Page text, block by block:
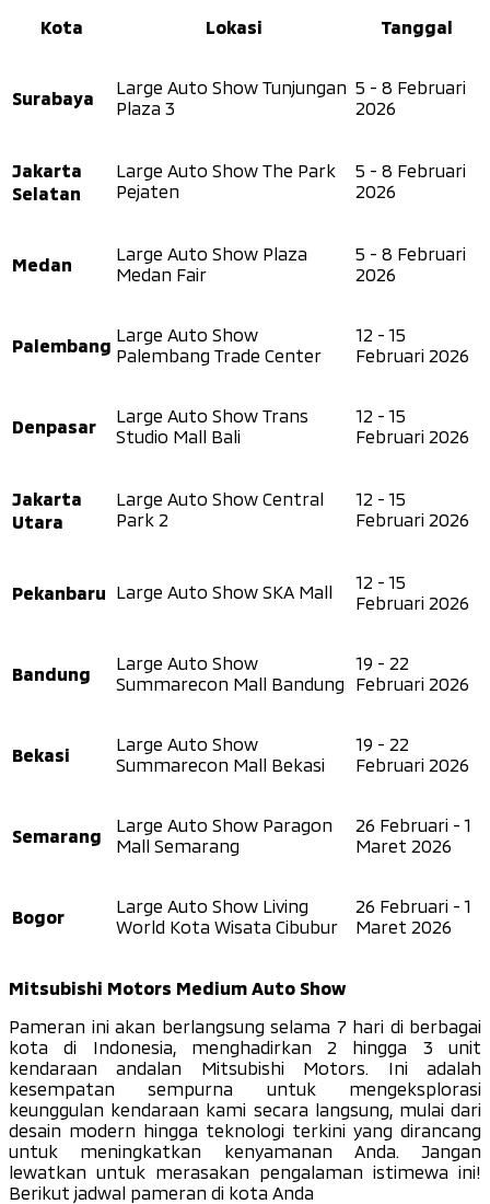
Kota Lokasi Tanggal
Surabaya
Large Auto Show Tunjungan
Plaza 3
5 - 8 Februari
2026
Jakarta
Selatan
Large Auto Show The Park
Pejaten
5 - 8 Februari
2026
Medan
Large Auto Show Plaza
Medan Fair
5 - 8 Februari
2026
Palembang Large Auto Show
Palembang Trade Center
12 - 15
Februari 2026
Denpasar
Large Auto Show Trans
Studio Mall Bali
12 - 15
Februari 2026
Jakarta
Utara
Large Auto Show Central
Park 2
12 - 15
Februari 2026
Pekanbaru Large Auto Show SKA Mall
12 - 15
Februari 2026
Bandung
Large Auto Show
Summarecon Mall Bandung
19 - 22
Februari 2026
Bekasi
Large Auto Show
Summarecon Mall Bekasi
19 - 22
Februari 2026
Semarang
Large Auto Show Paragon
Mall Semarang
26 Februari - 1
Maret 2026
Bogor
Large Auto Show Living
World Kota Wisata Cibubur
26 Februari - 1
Maret 2026
Mitsubishi Motors Medium Auto Show
Pameran ini akan berlangsung selama 7 hari di berbagai
kota di Indonesia, menghadirkan 2 hingga 3 unit
kendaraan andalan Mitsubishi Motors. Ini adalah
kesempatan sempurna untuk mengeksplorasi
keunggulan kendaraan kami secara langsung, mulai dari
desain modern hingga teknologi terkini yang dirancang
untuk meningkatkan kenyamanan Anda. Jangan
lewatkan untuk merasakan pengalaman istimewa ini!
Berikut jadwal pameran di kota Anda